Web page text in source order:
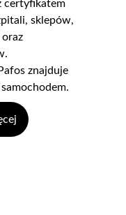
certyfikatem
sklepów,
znajduje